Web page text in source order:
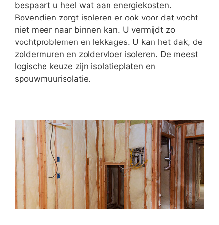
bespaart u heel wat aan energiekosten.
Bovendien zorgt isoleren er ook voor dat vocht
niet meer naar binnen kan. U vermijdt zo
vochtproblemen en lekkages. U kan het dak, de
zoldermuren en zoldervloer isoleren. De meest
logische keuze zijn isolatieplaten en
spouwmuurisolatie.